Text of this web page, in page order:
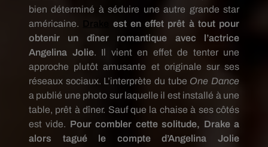
bien déterminé à séduire une autre grande star
américaine.
est en effet prêt à tout pour
obtenir un dîner romantique avec l’actrice
Angelina Jolie. Il vient en effet de tenter une
approche plutôt amusante et originale sur ses
réseaux sociaux. L’interprète du tube One Dance
a publié une photo sur laquelle il est installé à une
table, prêt à dîner. Sauf que la chaise à ses côtés
est vide. Pour combler cette solitude, Drake a
alors tagué le compte d’Angelina Jolie